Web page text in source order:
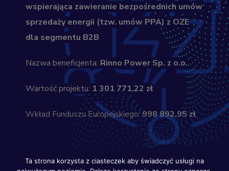
wspierająca zawieranie bezpośrednich umów
sprzedaży energii (tzw. umów PPA) z OZE
dla segmentu B2B
Nazwa beneficjenta: Rinno Power Sp. z o.o.
Wartość projektu: 1 301 771,22 zł
Wkład Funduszu Europejskiego:998 892,95 zł
Ta strona korzysta z ciasteczek aby świadczyć usługi na